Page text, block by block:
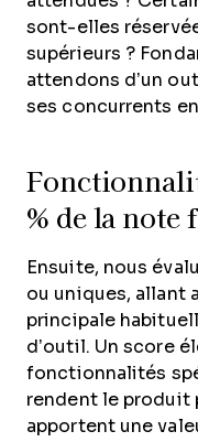
sont-elles
supérieurs ?
attendons d’un
ses concurrents
% de la note
Ensuite, nous
ou uniques, allant
principale
d’outil. Un score
fonctionnalités
rendent le produit
apportent une